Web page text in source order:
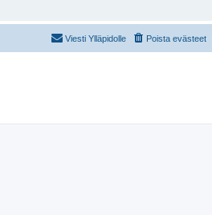
Poista evästeet
Viesti Ylläpidolle